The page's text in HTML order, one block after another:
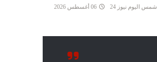
شمس اليوم نيوز 24 06 أغسطس 2026